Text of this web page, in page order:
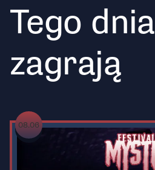
Tego dnia
zagrają
08.06